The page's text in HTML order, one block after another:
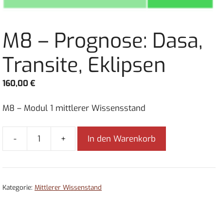
M8 – Prognose: Dasa,
Transite, Eklipsen
160,00 €
M8 – Modul 1 mittlerer Wissensstand
-
Prognose:
Transite,
+ In den Warenkorb
Kategorie: Mittlerer Wissenstand